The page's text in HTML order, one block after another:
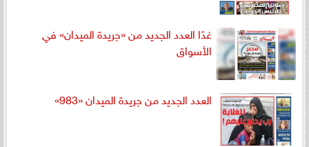
غدًا العدد الجديد من «جريدة الميدان» في
الأسواق
العدد الجديد من جريدة الميدان «983»